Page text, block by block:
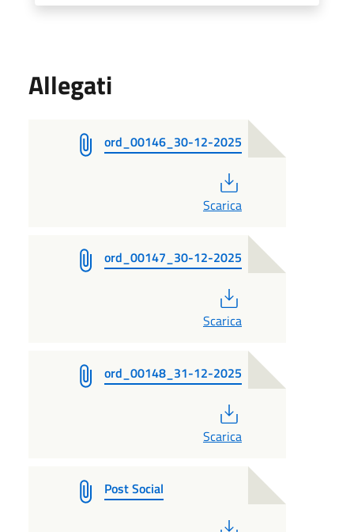
Allegati
ord_00146_30-12-2025
Scarica
ord_00147_30-12-2025
Scarica
ord_00148_31-12-2025
Scarica
Post Social